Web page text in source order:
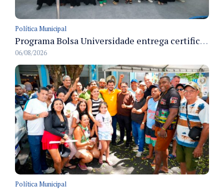
Política Municipal
Programa Bolsa Universidade entrega certificados a formandos em Manaus na sede do Executivo municipal
06/08/2026
Política Municipal